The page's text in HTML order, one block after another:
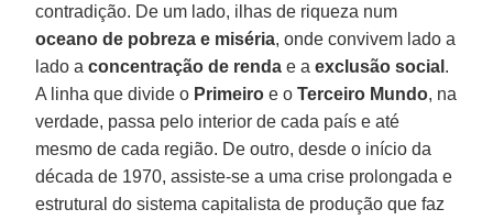
contradição. De um lado, ilhas de riqueza num
oceano de pobreza e miséria, onde convivem lado a
lado aconcentração de renda e aexclusão social .
A linha que divide o Primeiro e oTerceiro Mundo, na
verdade, passa pelo interior de cada país e até
mesmo de cada região. De outro, desde o início da
década de 1970, assiste-se a uma crise prolongada e
estrutural do sistema capitalista de produção que faz